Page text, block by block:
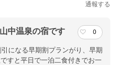
通報する
中温泉の宿です 0
になる早期割プランがり、早期
すと平日で一泊二食付きでお一